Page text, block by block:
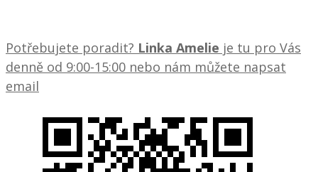
Potřebujete poradit? Linka Amelie je tu pro Vás
denně od 9:00-15:00 nebo nám můžete napsat
email